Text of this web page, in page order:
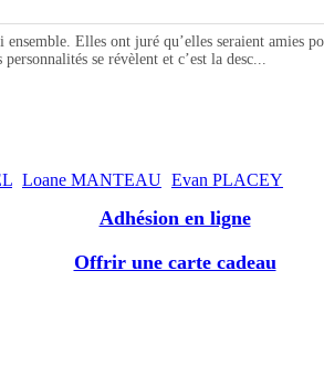
Elles ont juré qu’elles seraient amies
se révèlent et c’est la desc...
Loane MANTEAU Evan PLACEY
Adhésion en ligne
Offrir une carte cadeau